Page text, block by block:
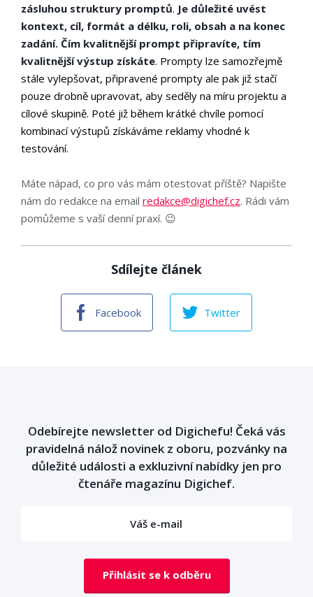
zásluhou struktury promptů. Je důležité uvést
kontext, cíl, formát a délku, roli, obsah a na konec
zadání. Čím kvalitnější prompt připravíte, tím
kvalitnější výstup získáte. Prompty lze samozřejmě
stále vylepšovat, připravené prompty ale pak již stačí
pouze drobně upravovat, aby seděly na míru projektu a
cílové skupině. Poté již během krátké chvíle pomocí
kombinací výstupů získáváme reklamy vhodné k
testování.
Máte nápad, co pro vás mám otestovat příště? Napište
nám do redakce na email redakce@digichef.cz. Rádi vám
pomůžeme s vaší denní praxí. 😉
Sdílejte článek
Facebook Twitter
Odebírejte newsletter od Digichefu! Čeká vás
pravidelná nálož novinek z oboru, pozvánky na
důležité události a exkluzivní nabídky jen pro
čtenáře magazínu Digichef.
Přihlásit se k odběru